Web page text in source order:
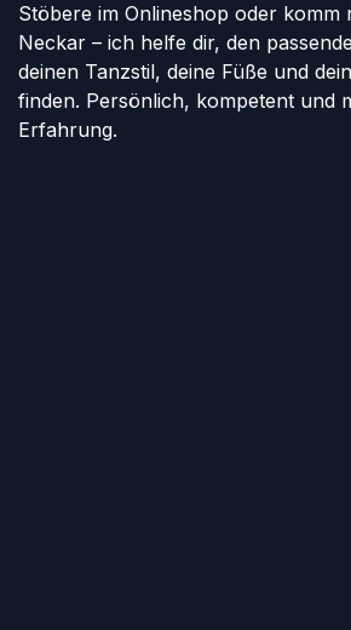
Stöbere im Onlineshop oder komm
Neckar – ich helfe dir, den
deinen Tanzstil, deine Füße und
finden. Persönlich, kompetent und
Erfahrung.